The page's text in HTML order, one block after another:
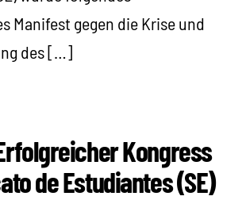
Manifest gegen die Krise und
des […]
Kongress
de Estudiantes (SE)